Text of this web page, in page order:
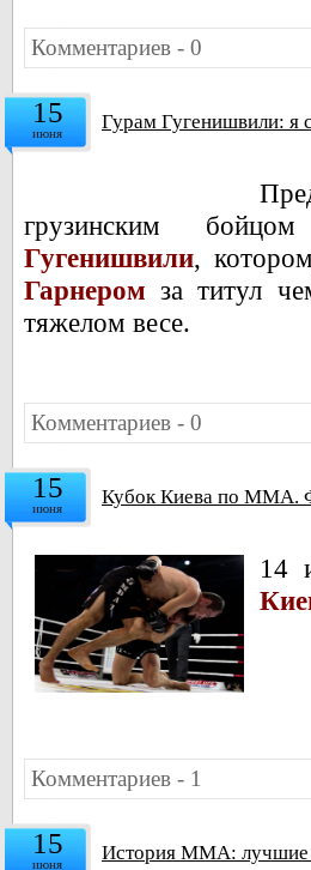
Комментариев - 0
15
июня Гурам Гугенишвили: я
грузинским
Гугенишвили,
Гарнером за титул
тяжелом весе.
Комментариев - 0
15
июня Кубок Киева по ММА.
14
Комментариев - 1
15
июня История ММА: лучшие